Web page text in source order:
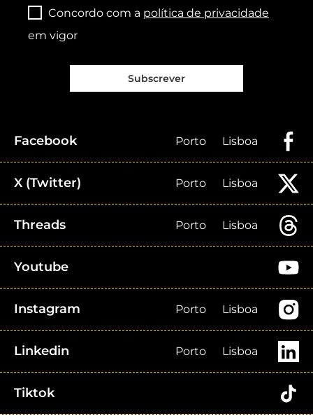
Concordo com a política de privacidade
em vigor
Subscrever
Facebook Porto Lisboa
X (Twitter) Porto Lisboa
Threads Porto Lisboa
Youtube
Instagram Porto Lisboa
Linkedin Porto Lisboa
Tiktok